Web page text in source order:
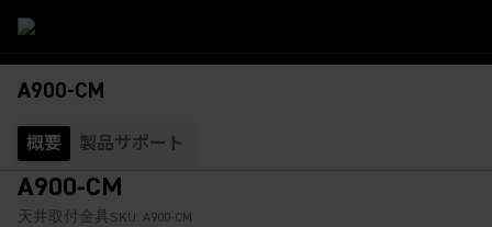
A900-CM
概要 製品サポート
A900-CM
天井取付金具SKU: A900-CM